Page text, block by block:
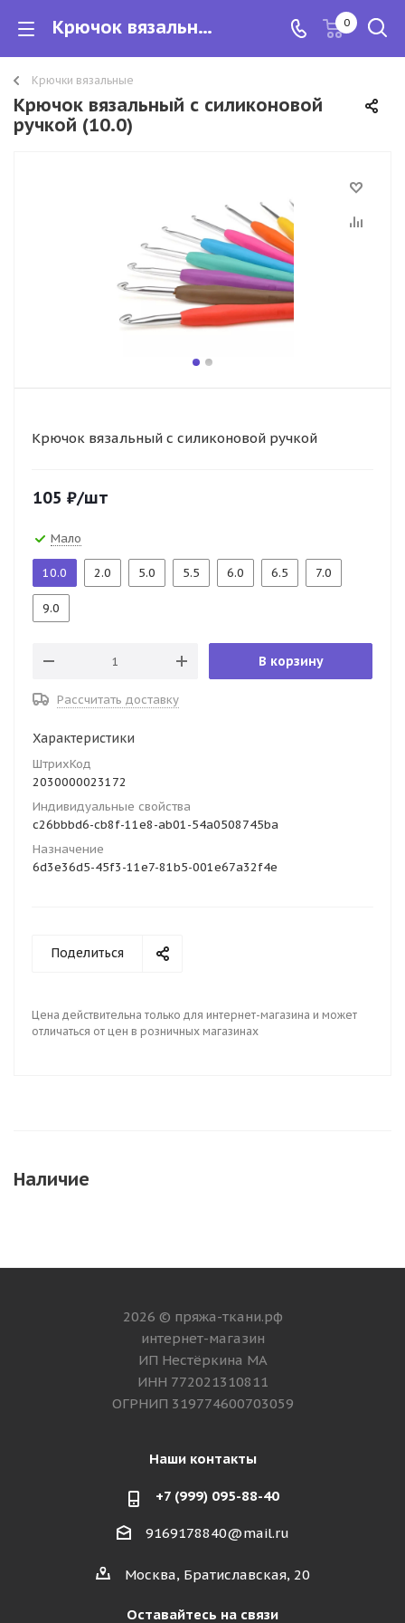
Крючок вязальный с силиконовой ручкой 0
Крючки вязальные
Крючок вязальный с силиконовой
ручкой (10.0)
Крючок вязальный с силиконовой ручкой
105 ₽/шт
Мало
10.0 2.0 5.0 5.5 6.0 6.5 7.0
9.0
В корзину
Рассчитать доставку
Характеристики
ШтрихКод
2030000023172
Индивидуальные свойства
c26bbbd6-cb8f-11e8-ab01-54a0508745ba
Назначение
6d3e36d5-45f3-11e7-81b5-001e67a32f4e
Поделиться
Цена действительна только для интернет-магазина и может
отличаться от цен в розничных магазинах
Наличие
2026 © пряжа-ткани.рф
интернет-магазин
ИП Нестёркина МА
ИНН 772021310811
ОГРНИП 319774600703059
Наши контакты
+7 (999) 095-88-40
9169178840@mail.ru
Москва, Братиславская, 20
Оставайтесь на связи